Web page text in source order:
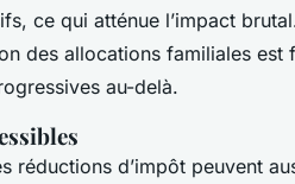
ce qui atténue l’impact
des allocations familiales est
au-delà.
réductions d’impôt peuvent